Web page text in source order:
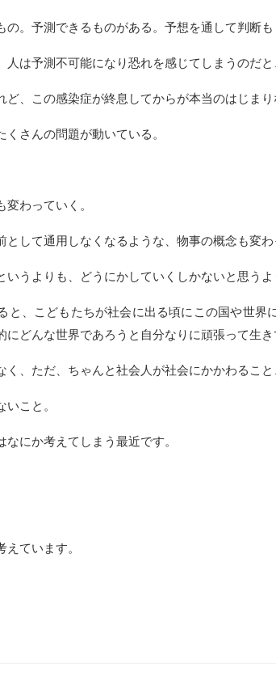
。予測できるものがある。予想を通して判断も
は予測不可能になり恐れを感じてしまうのだ
、この感染症が終息してからが本当のはじまり
さんの問題が動いている。
わっていく。
して通用しなくなるような、物事の概念も変わ
うよりも、どうにかしていくしかないと思うよ
と、こどもたちが社会に出る頃にこの国や世
にどんな世界であろうと自分なりに頑張って生き
、ただ、ちゃんと社会人が社会にかかわること
こと。
にか考えてしまう最近です。
ています。